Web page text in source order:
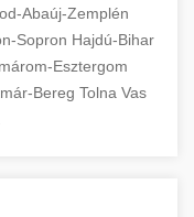
reviews
services to
and search
only.
+
about product
Abaúj-Zemplén
Sopron Hajdú-Bihar
Esztergom
Bereg Tolna Vas